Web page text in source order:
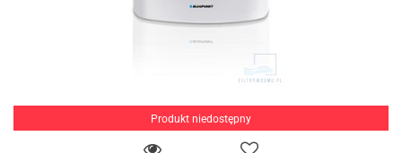
Produkt niedostępny